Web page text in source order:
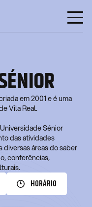
em 2001 e é uma
Vila Real.
Sénior
das atividades
diversas áreas do saber
conferências,
HORÁRIO